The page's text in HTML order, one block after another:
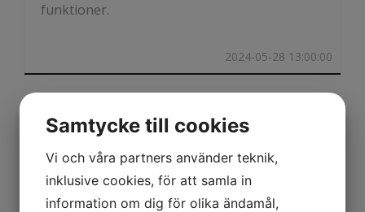
2024-05-28 13:00:00
funktioner.
LED KONTROLLER
Samtycke till cookies
Vi och våra partners använder teknik,
inklusive cookies, för att samla in
information om dig för olika ändamål,